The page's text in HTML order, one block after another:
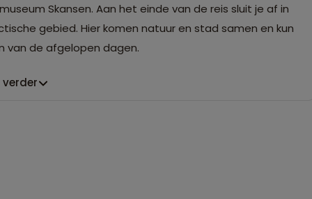
Skansen. Aan het einde van de reis sluit je af in
gebied. Hier komen natuur en stad samen en kun
van de afgelopen dagen.
verder